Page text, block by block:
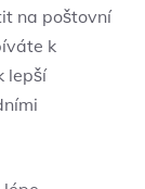
na poštovní
k
lepší